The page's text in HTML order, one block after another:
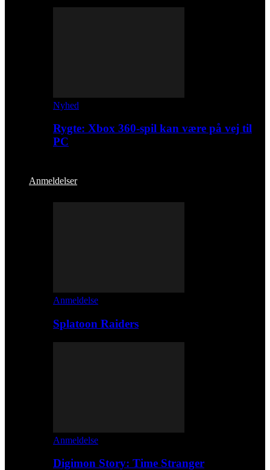
Nyhed
Rygte: Xbox 360-spil kan være på vej til
PC
Anmeldelser
Anmeldelse
Splatoon Raiders
Anmeldelse
Digimon Story: Time Stranger